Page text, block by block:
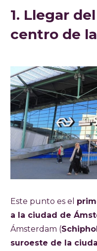
1. Llegar
centro de
Este punto es el
a la ciudad de
Ámsterdam (
suroeste de la